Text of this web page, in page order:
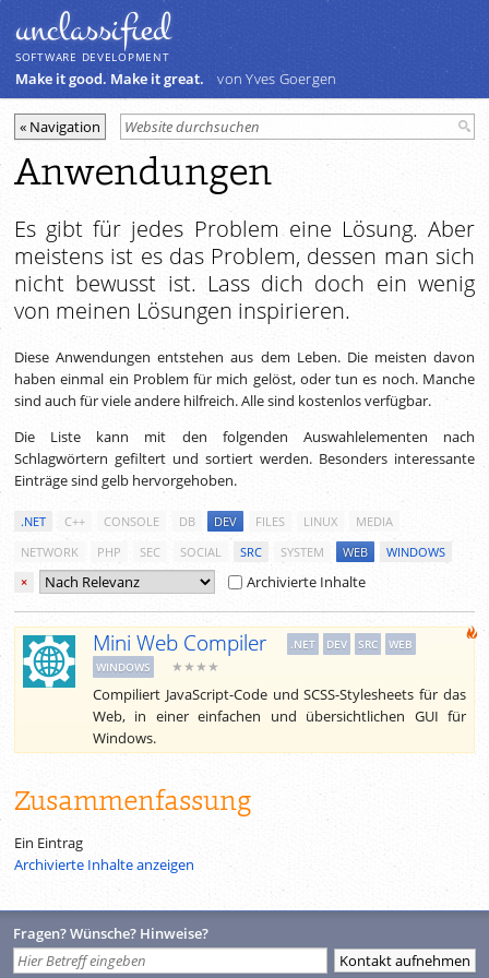
unclassiﬁed
SOFTWARE DEVELOPMENT
Make it good. Make it great. von Yves Goergen
Anwendungen
Es gibt für jedes Problem eine Lösung. Aber
meistens ist es das Problem, dessen man sich
nicht bewusst ist. Lass dich doch ein wenig
von meinen Lösungen inspirieren.
Diese Anwendungen entstehen aus dem Leben. Die meisten davon
haben einmal ein Problem für mich gelöst, oder tun es noch. Manche
sind auch für viele andere hilfreich. Alle sind kostenlos verfügbar.
Die Liste kann mit den folgenden Auswahlelementen nach
Schlagwörtern gefiltert und sortiert werden. Besonders interessante
Einträge sind gelb hervorgehoben.
.NET C++ CONSOLE DB DEV FILES LINUX
MEDIA
NETWORK
PHP SEC SOCIAL SRC SYSTEM WEB
WINDOWS
×
Archivierte Inhalte
Mini Web Compiler .NET DEV SRC
WEB
WINDOWS
★★★★
Compiliert JavaScript-Code und SCSS-Stylesheets für das
Web, in einer einfachen und übersichtlichen GUI für
Windows.
Zusammenfassung
Ein Eintrag
Archivierte Inhalte anzeigen
Fragen? Wünsche? Hinweise?